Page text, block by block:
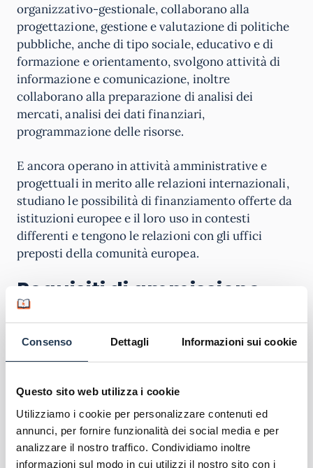
Consenso Dettagli Informazioni sui cookie
Questo sito web utilizza i cookie
Utilizziamo i cookie per personalizzare contenuti ed
annunci, per fornire funzionalità dei social media e per
analizzare il nostro traffico. Condividiamo inoltre
informazioni sul modo in cui utilizzi il nostro sito con i
organizzativo-gestionale, collaborano alla
progettazione, gestione e valutazione di politiche
pubbliche, anche di tipo sociale, educativo e di
formazione e orientamento, svolgono attività di
informazione e comunicazione, inoltre
collaborano alla preparazione di analisi dei
mercati, analisi dei dati finanziari,
programmazione delle risorse.
E ancora operano in attività amministrative e
progettuali in merito alle relazioni internazionali,
studiano le possibilità di finanziamento offerte da
istituzioni europee e il loro uso in contesti
differenti e tengono le relazioni con gli uffici
preposti della comunità europea.
Requisiti di ammissione
Tra irequisiti di ammissionea questo corso di
laurea troviamo il diploma di scuola secondaria
lingua italiana, buone conoscenze di cultura
generale, buone competenze logico-matematiche
e una conoscenza base della lingua inglese.
Per questo motivo al momento dell’iscrizione –